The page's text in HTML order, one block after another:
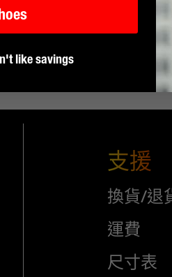
支援
換貨/退
運費
尺寸表
like savings